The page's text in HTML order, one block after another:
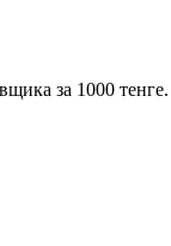
за 1000 тенге.